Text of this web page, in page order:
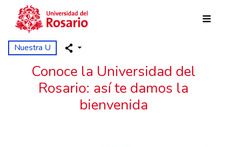
Pasar al contenido principal
Nuestra U
Conoce la Universidad del
Rosario: así te damos la
bienvenida